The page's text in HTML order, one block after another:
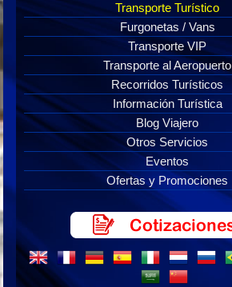
Transporte Turístico
Furgonetas / Vans
Transporte VIP
Transporte al Aeropuerto
Recorridos Turísticos
Información Turística
Blog Viajero
Otros Servicios
Eventos
Ofertas y Promociones